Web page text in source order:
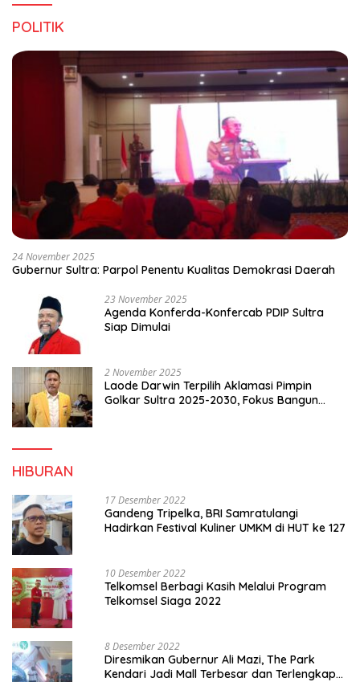
POLITIK
24 November 2025
Gubernur Sultra: Parpol Penentu Kualitas Demokrasi Daerah
23 November 2025
Agenda Konferda-Konfercab PDIP Sultra
Siap Dimulai
2 November 2025
Laode Darwin Terpilih Aklamasi Pimpin
Golkar Sultra 2025-2030, Fokus Bangun
HIBURAN
17 Desember 2022
Gandeng Tripelka, BRI Samratulangi
Hadirkan Festival Kuliner UMKM di HUT ke 127
10 Desember 2022
Telkomsel Berbagi Kasih Melalui Program
Telkomsel Siaga 2022
8 Desember 2022
Diresmikan Gubernur Ali Mazi, The Park
Kendari Jadi Mall Terbesar dan Terlengkap